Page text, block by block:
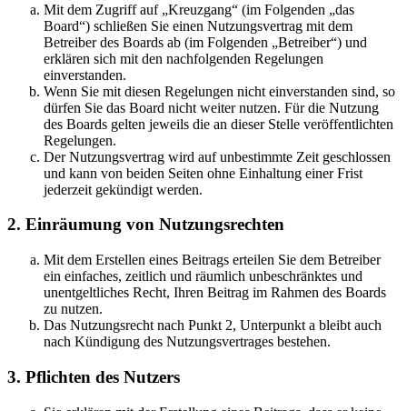
Mit dem Zugriff auf „Kreuzgang“ (im Folgenden „das
Board“) schließen Sie einen Nutzungsvertrag mit dem
Betreiber des Boards ab (im Folgenden „Betreiber“) und
erklären sich mit den nachfolgenden Regelungen
einverstanden.
Wenn Sie mit diesen Regelungen nicht einverstanden sind, so
dürfen Sie das Board nicht weiter nutzen. Für die Nutzung
des Boards gelten jeweils die an dieser Stelle veröffentlichten
Regelungen.
Der Nutzungsvertrag wird auf unbestimmte Zeit geschlossen
und kann von beiden Seiten ohne Einhaltung einer Frist
jederzeit gekündigt werden.
2. Einräumung von Nutzungsrechten
Mit dem Erstellen eines Beitrags erteilen Sie dem Betreiber
ein einfaches, zeitlich und räumlich unbeschränktes und
unentgeltliches Recht, Ihren Beitrag im Rahmen des Boards
zu nutzen.
Das Nutzungsrecht nach Punkt 2, Unterpunkt a bleibt auch
nach Kündigung des Nutzungsvertrages bestehen.
3. Pflichten des Nutzers